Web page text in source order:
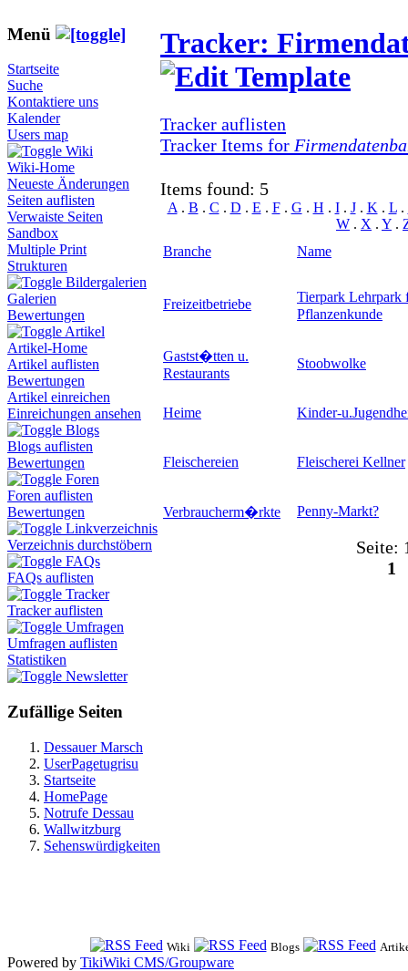
Menü
Startseite
Suche
Kontaktiere uns
Kalender
Users map
Wiki
Wiki-Home
Neueste Änderungen
Seiten auflisten
Verwaiste Seiten
Sandbox
Multiple Print
Strukturen
Bildergalerien
Galerien
Bewertungen
Artikel
Artikel-Home
Artikel auflisten
Bewertungen
Artikel einreichen
Einreichungen ansehen
Blogs
Blogs auflisten
Bewertungen
Foren
Foren auflisten
Bewertungen
Linkverzeichnis
Verzeichnis durchstöbern
FAQs
FAQs auflisten
Tracker
Tracker auflisten
Umfragen
Umfragen auflisten
Statistiken
Newsletter
Zufällige Seiten
Dessauer Marsch
UserPagetugrisu
Startseite
HomePage
Notrufe Dessau
Wallwitzburg
Sehenswürdigkeiten
Tracker:
Tracker auflisten
Tracker Items for
Items found: 5
A . B . C . D . E . F. G . H . I. J. K . L.
W . X . Y .
Branche
Name
Freizeitbetriebe
Tierpark
Pflanzenkunde
Gastst�tten u.
Restaurants
Stoobwolke
Heime Kinder-
Fleischereien Fleischerei Kellner
Verbraucherm�rkte Penny-Markt?
Seite:
1
Wiki Blogs
Powered by TikiWiki CMS/Groupware